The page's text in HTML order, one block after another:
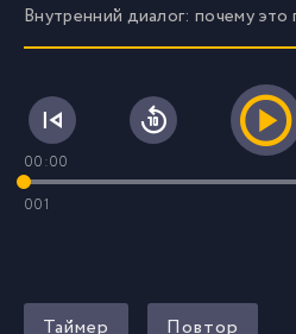
Внутренний диалог: почему это
00:00
001
Таймер Повтор